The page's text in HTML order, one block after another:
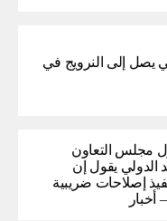
يصل إلى النرويج في
مجلس التعاون
الدولي يقول إن
إصلاحات ضريبية